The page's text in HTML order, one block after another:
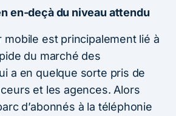
en-deçà du niveau attendu
mobile est principalement lié à
du marché des
a en quelque sorte pris de
et les agences. Alors
d’abonnés à la téléphonie